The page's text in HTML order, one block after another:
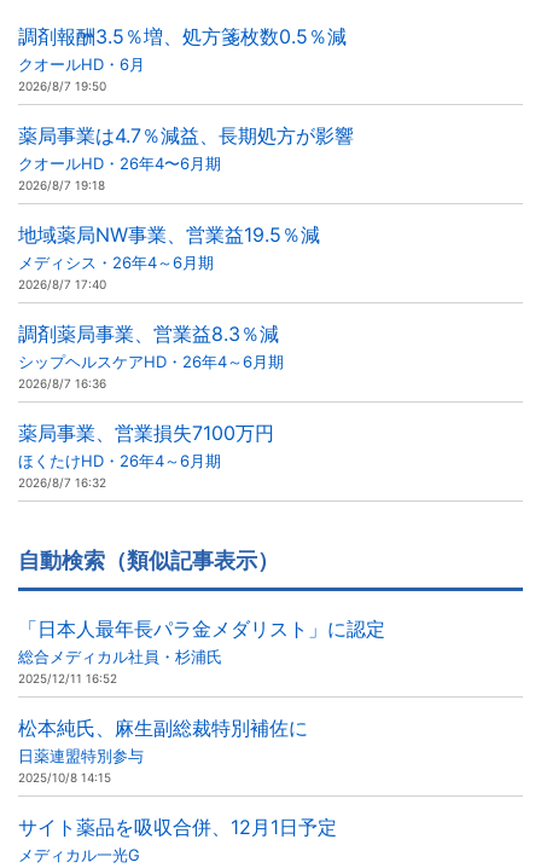
調剤報酬3.5％増、処方箋枚数0.5％減
クオールHD・6月
2026/8/7 19:50
薬局事業は4.7％減益、長期処方が影響
クオールHD・26年4〜6月期
2026/8/7 19:18
地域薬局NW事業、営業益19.5％減
メディシス・26年4～6月期
2026/8/7 17:40
調剤薬局事業、営業益8.3％減
シップヘルスケアHD・26年4～6月期
2026/8/7 16:36
薬局事業、営業損失7100万円
ほくたけHD・26年4～6月期
2026/8/7 16:32
自動検索（類似記事表示）
「日本人最年長パラ金メダリスト」に認定
総合メディカル社員・杉浦氏
2025/12/11 16:52
松本純氏、麻生副総裁特別補佐に
日薬連盟特別参与
2025/10/8 14:15
サイト薬品を吸収合併、12月1日予定
メディカル一光G